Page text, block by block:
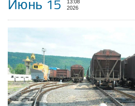
Июнь 15
13:08
2026